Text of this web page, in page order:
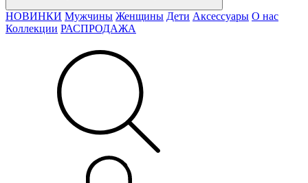
НОВИНКИ Мужчины Женщины Дети Аксессуары О нас
Коллекции РАСПРОДАЖА